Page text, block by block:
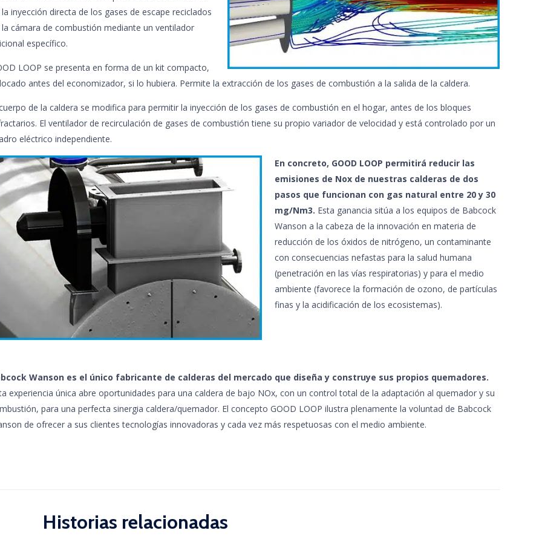
inyección directa de los gases de escape reciclados
la cámara de combustión mediante un ventilador
específico.
LOOP se presenta en forma de un kit compacto,
antes del economizador, si lo hubiera. Permite la extracción de los gases de combustión a la salida de la caldera.
de la caldera se modifica para permitir la inyección de los gases de combustión en el hogar, antes de los bloques
El ventilador de recirculación de gases de combustión tiene su propio variador de velocidad y está controlado por un
eléctrico independiente.
En concreto, GOOD LOOP permitirá reducir las
emisiones de Nox de nuestras calderas de dos
pasos que funcionan con gas natural entre 20 y 30
mg/Nm3. Esta ganancia sitúa a los equipos de Babcock
Wanson a la cabeza de la innovación en materia de
reducción de los óxidos de nitrógeno, un contaminante
con consecuencias nefastas para la salud humana
(penetración en las vías respiratorias) y para el medio
ambiente (favorece la formación de ozono, de partículas
finas y la acidificación de los ecosistemas).
Wanson es el único fabricante de calderas del mercado que diseña y construye sus propios quemadores.
experiencia única abre oportunidades para una caldera de bajo NOx, con un control total de la adaptación al quemador y su
para una perfecta sinergia caldera/quemador. El concepto GOOD LOOP ilustra plenamente la voluntad de Babcock
de ofrecer a sus clientes tecnologías innovadoras y cada vez más respetuosas con el medio ambiente.
Historias relacionadas